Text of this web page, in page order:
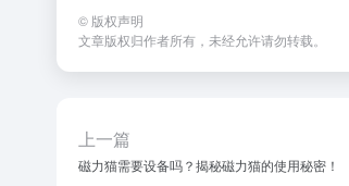
© 版权声明
文章版权归作者所有，未经允许请勿转载。
上一篇
磁力猫需要设备吗？揭秘磁力猫的使用秘密！